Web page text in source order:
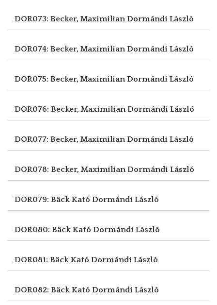
DOR073: Becker, MaximilianDormándi László
DOR074: Becker, MaximilianDormándi László
DOR075: Becker, MaximilianDormándi László
DOR076: Becker, MaximilianDormándi László
DOR077: Becker, MaximilianDormándi László
DOR078: Becker, MaximilianDormándi László
DOR079: Bäck Kató Dormándi László
DOR080: Bäck Kató Dormándi László
DOR081: Bäck Kató Dormándi László
DOR082: Bäck Kató Dormándi László